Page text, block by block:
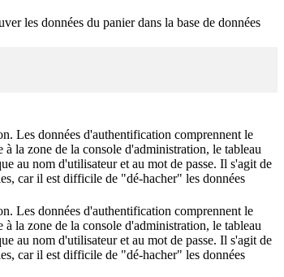
les données du panier dans la base de données
Les données d'authentification comprennent le
la zone de la console d'administration, le tableau
au nom d'utilisateur et au mot de passe. Il s'agit de
car il est difficile de "dé-hacher" les données
Les données d'authentification comprennent le
la zone de la console d'administration, le tableau
au nom d'utilisateur et au mot de passe. Il s'agit de
car il est difficile de "dé-hacher" les données